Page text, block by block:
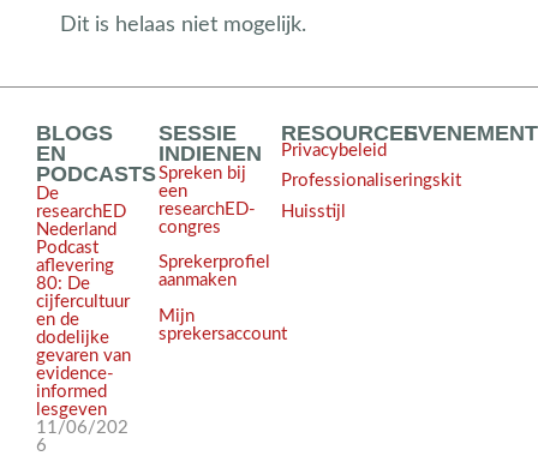
Dit is helaas niet mogelijk.
BLOGS
EN
PODCASTS
De
researchED
Nederland
Podcast
aflevering
80: De
cijfercultuur
en de
dodelijke
gevaren van
evidence-
informed
lesgeven
11/06/202
6
SESSIE
INDIENEN
Spreken bij
een
researchED-
congres
Sprekerprofiel
aanmaken
Mijn
sprekersaccount
RESOURCES
Privacybeleid
Professionaliseringskit
Huisstijl